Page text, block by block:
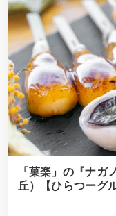
「菓楽」の『ナガ
丘）【ひらつーグ